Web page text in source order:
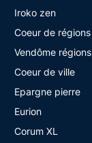
Iroko zen
Coeur de régions
Vendôme régions
Coeur de ville
Epargne pierre
Eurion
Corum XL